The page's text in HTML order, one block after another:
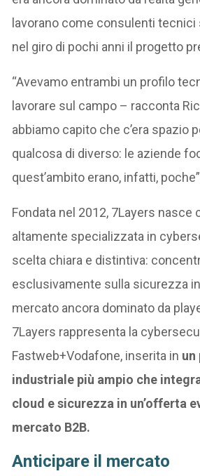
lavorano come consulenti tecnici
nel giro di pochi anni il progetto
“Avevamo entrambi un profilo
lavorare sul campo – racconta
abbiamo capito che c’era spazio
qualcosa di diverso: le aziende
quest’ambito erano, infatti,
Fondata nel 2012, 7Layers nasce
altamente specializzata in
scelta chiara e distintiva:
esclusivamente sulla sicurezza
mercato ancora dominato da
7Layers rappresenta la
Fastweb+Vodafone, inserita in un
industriale più ampio che
cloud e sicurezza in un’offerta
mercato B2B.
Anticipare il mercato